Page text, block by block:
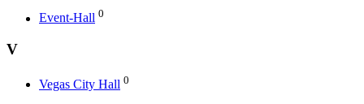
Event-Hall 0
V
Vegas City Hall 0